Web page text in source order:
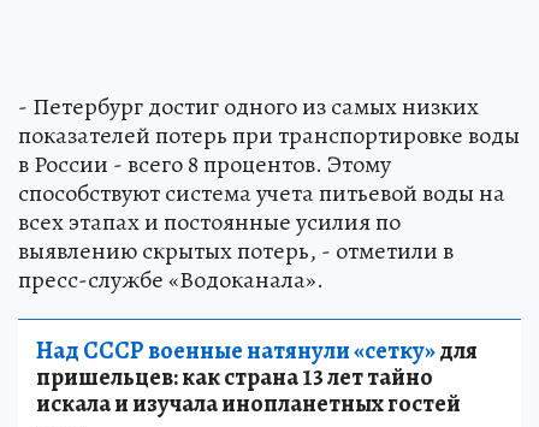
- Петербург достиг одного из самых низких
показателей потерь при транспортировке воды
в России - всего 8 процентов. Этому
способствуют система учета питьевой воды на
всех этапах и постоянные усилия по
выявлению скрытых потерь, - отметили в
пресс-службе «Водоканала».
Над СССР военные натянули «сетку»для
пришельцев: как страна 13 лет тайно
искала и изучала инопланетных гостей